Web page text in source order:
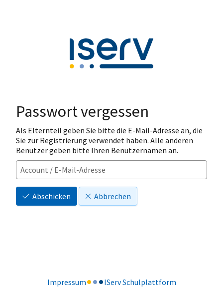
Passwort vergessen
Als Elternteil geben Sie bitte die E-Mail-Adresse an, die
Sie zur Registrierung verwendet haben. Alle anderen
Benutzer geben bitte Ihren Benutzernamen an.
Abschicken Abbrechen
Impressum IServ Schulplattform